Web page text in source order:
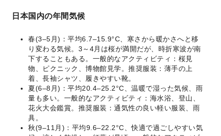
日本国内の年間気候
春(3–5月)：平均6.7–15.9°C、寒さから暖かさへと移
り変わる気候。3～4月は桜が満開だが、時折寒波が南
下することもある。一般的なアクティビティ：桜見
物、ピクニック、博物館見学。推奨服装：薄手の上
着、長袖シャツ、履きやすい靴。
夏(6–8月)：平均20.4–25.2°C、温暖で湿った気候、雨
量も多い。一般的なアクティビティ：海水浴、登山、
花火大会鑑賞。推奨服装：通気性の良い軽い服装、雨
具。
秋(9–11月)：平均9.6–22.2°C、快適で過ごしやすい気